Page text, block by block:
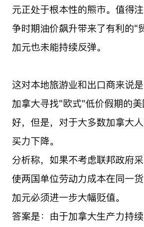
元正处于根本性的熊市。值得
争时期油价飙升带来了有利的"
加元也未能持续反弹。
这对本地旅游业和出口商来说
加拿大寻找"欧式"低价假期的
好，但是，对于大多数加拿大
买力下降。
分析称，如果不考虑联邦政府
使两国单位劳动力成本在同一货
加元必须进一步大幅贬值。
答案是：由于加拿大生产力持